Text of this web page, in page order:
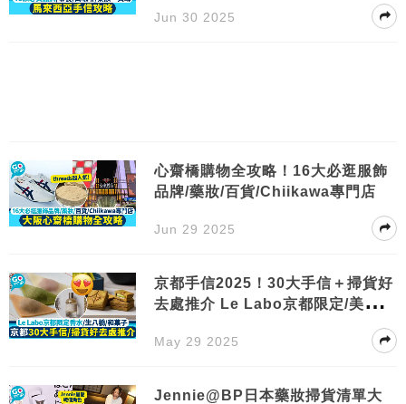
Jun 30 2025
心齋橋購物全攻略！16大必逛服飾
品牌/藥妝/百貨/Chiikawa專門店
Jun 29 2025
京都手信2025！30大手信＋掃貨好
去處推介 Le Labo京都限定/美妝/
May 29 2025
Jennie@BP日本藥妝掃貨清單大